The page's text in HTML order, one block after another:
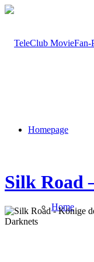
Homepage
Home
Silk Road